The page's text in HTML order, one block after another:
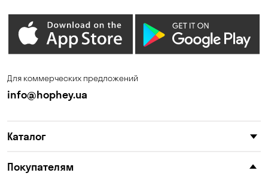
Елизаветовка Зазимье
Каменные Потоки
Клинцы
Для коммерческих предложений
info@hophey.ua
Каталог
Покупателям